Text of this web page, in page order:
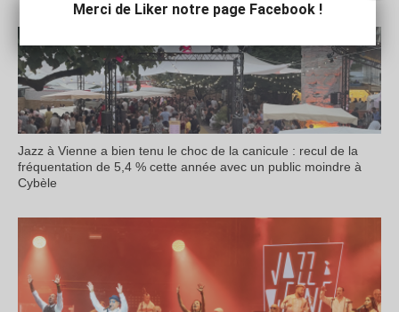
Jazz à Vienne a bien tenu le choc de la canicule : recul de la
fréquentation de 5,4 % cette année avec un public moindre à
Cybèle
Merci de Liker notre page Facebook !